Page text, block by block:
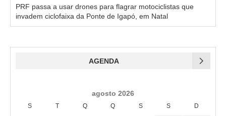
PRF passa a usar drones para flagrar motociclistas que
invadem ciclofaixa da Ponte de Igapó, em Natal
AGENDA
agosto 2026
S T Q Q S S D